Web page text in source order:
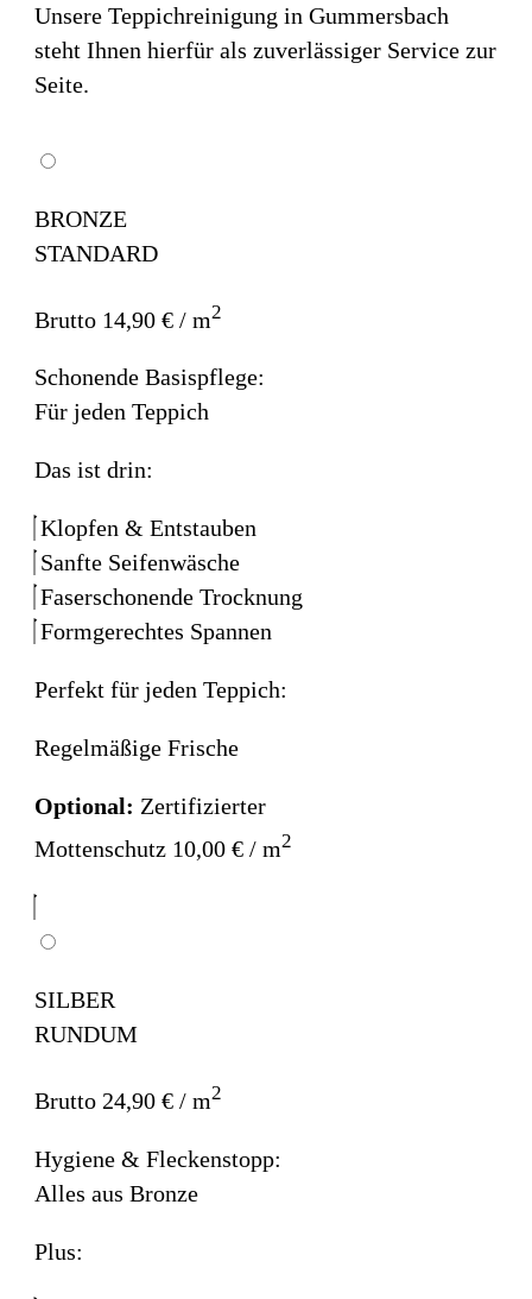
Unsere Teppichreinigung in Gummersbach
steht Ihnen hierfür als zuverlässiger Service zur
Seite.
BRONZE
STANDARD
Brutto 14,90 € / m2
Schonende Basispflege:
Für jeden Teppich
Das ist drin:
Klopfen & Entstauben
Sanfte Seifenwäsche
Faserschonende Trocknung
Formgerechtes Spannen
Perfekt für jeden Teppich:
Regelmäßige Frische
Optional: Zertifizierter
Mottenschutz 10,00 € / m2
SILBER
RUNDUM
Brutto 24,90 € / m2
Hygiene & Fleckenstopp:
Alles aus Bronze
Plus: